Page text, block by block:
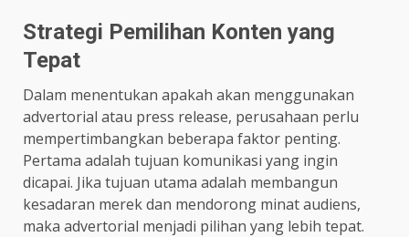
Strategi Pemilihan Konten yang
Tepat
Dalam menentukan apakah akan menggunakan
advertorial atau press release, perusahaan perlu
mempertimbangkan beberapa faktor penting.
Pertama adalah tujuan komunikasi yang ingin
dicapai. Jika tujuan utama adalah membangun
kesadaran merek dan mendorong minat audiens,
maka advertorial menjadi pilihan yang lebih tepat.